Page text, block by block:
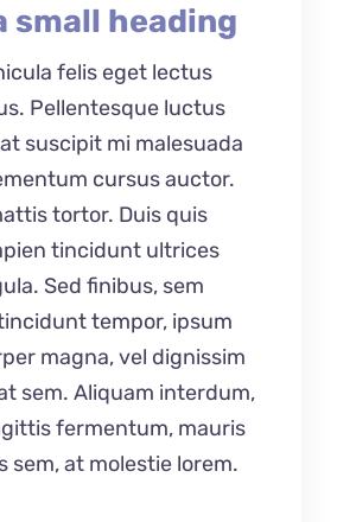
small heading
felis eget lectus
Pellentesque luctus
suscipit mi malesuada
cursus auctor.
tortor. Duis quis
tincidunt ultrices
Sed finibus, sem
tempor, ipsum
magna, vel dignissim
sem. Aliquam interdum,
fermentum, mauris
sem, at molestie lorem.